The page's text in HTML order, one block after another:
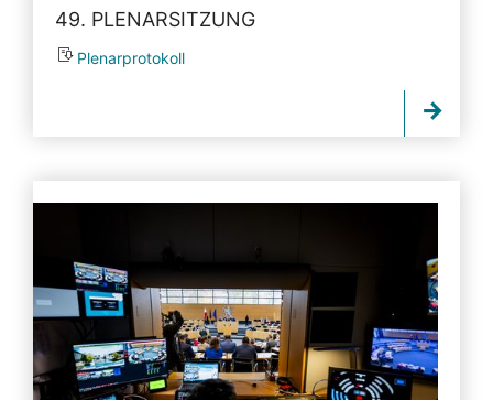
49. PLENARSITZUNG
Plenarprotokoll